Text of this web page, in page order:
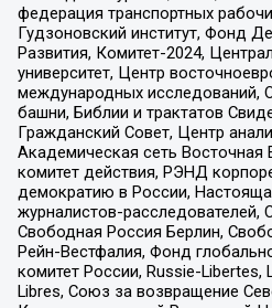
федерация транспортных
Гудзоновский институт, Фонд
Развития, Комитет-2024,
университет, Центр
международных исследований,
башни, Библии и трактатов
Гражданский Совет, Центр
Академическая сеть Восточная
комитет действия, РЭНД
демократию в России,
журналистов-расследователей,
Свободная Россия Берлин,
Рейн-Вестфалия, Фонд
комитет России, Russie-Libertes,
Libres, Союз за возвращение